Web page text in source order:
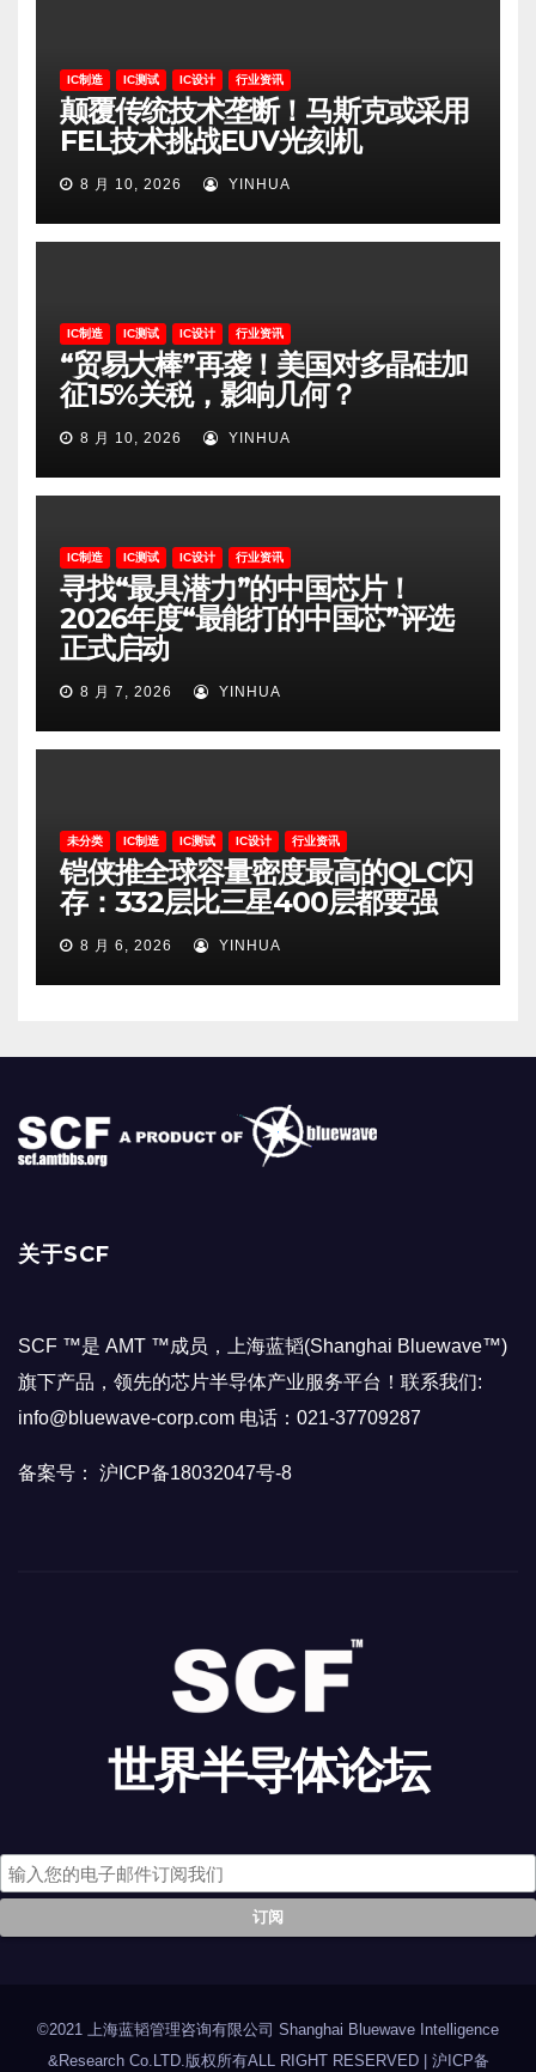
IC制造 IC测试 IC设计 行业资讯
颠覆传统技术垄断！马斯克或采用
FEL技术挑战EUV光刻机
8 月 10, 2026 YINHUA
IC制造 IC测试 IC设计 行业资讯
“贸易大棒”再袭！美国对多晶硅加
征15%关税，影响几何？
8 月 10, 2026 YINHUA
IC制造 IC测试 IC设计 行业资讯
寻找“最具潜力”的中国芯片！
2026年度“最能打的中国芯”评选
正式启动
8 月 7, 2026 YINHUA
未分类 IC制造 IC测试 IC设计 行业资讯
铠侠推全球容量密度最高的QLC闪
存：332层比三星400层都要强
8 月 6, 2026 YINHUA
关于SCF
SCF ™是 AMT ™成员，上海蓝韬(Shanghai Bluewave™)
旗下产品，领先的芯片半导体产业服务平台！联系我们:
info@bluewave-corp.com 电话：021-37709287
备案号： 沪ICP备18032047号-8
世界半导体论坛
©2021 上海蓝韬管理咨询有限公司 Shanghai Bluewave Intelligence
&Research Co.LTD.版权所有ALL RIGHT RESERVED
沪ICP备